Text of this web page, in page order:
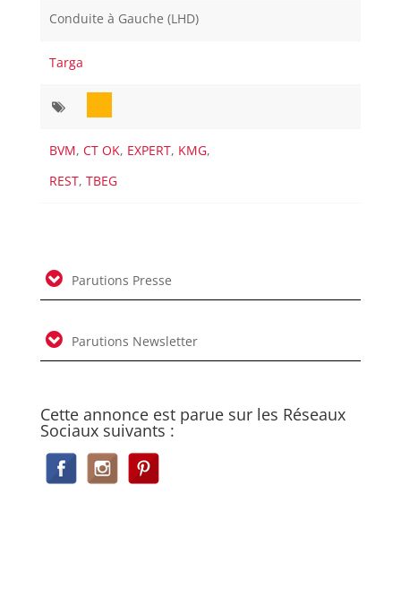
Conduite à Gauche (LHD)
Targa
BVM,CT OK, EXPERT, KMG,
REST,TBEG
Parutions Presse
Parutions Newsletter
Cette annonce est parue sur les Réseaux
Sociaux suivants :